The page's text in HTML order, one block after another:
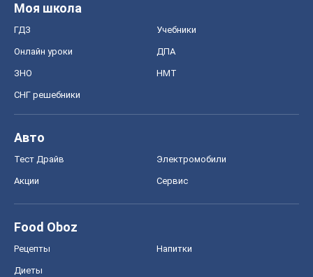
Моя школа
ГДЗ Учебники
Онлайн уроки ДПА
ЗНО НМТ
СНГ решебники
Авто
Тест Драйв Электромобили
Акции Сервис
Food Oboz
Рецепты Напитки
Диеты